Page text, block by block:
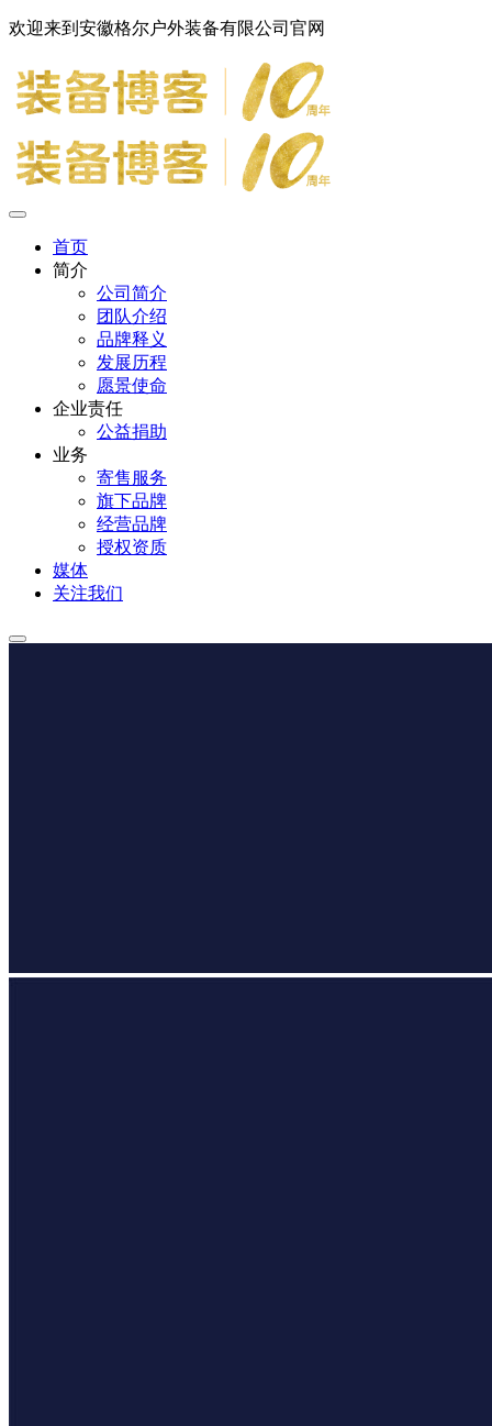
欢迎来到安徽格尔户外装备有限公司官网
首页
简介
公司简介
团队介绍
品牌释义
发展历程
愿景使命
企业责任
公益捐助
业务
寄售服务
旗下品牌
经营品牌
授权资质
媒体
关注我们